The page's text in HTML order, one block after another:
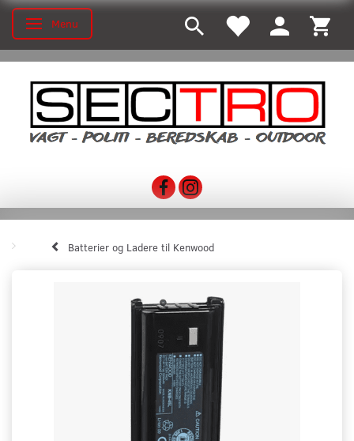
Skifte navigation
Menu
Batterier og Ladere til Kenwood